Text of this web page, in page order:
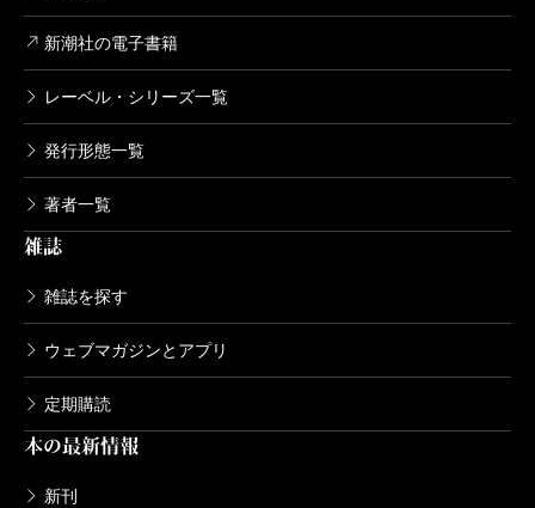
新潮社の電子書籍
レーベル・シリーズ一覧
発行形態一覧
著者一覧
雑誌
雑誌を探す
ウェブマガジンとアプリ
定期購読
本の最新情報
新刊